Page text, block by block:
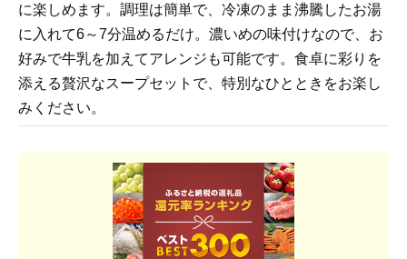
に楽しめます。調理は簡単で、冷凍のまま沸騰したお湯
に入れて6～7分温めるだけ。濃いめの味付けなので、お
好みで牛乳を加えてアレンジも可能です。食卓に彩りを
添える贅沢なスープセットで、特別なひとときをお楽し
みください。